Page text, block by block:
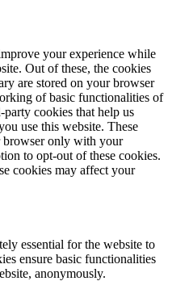
your experience while
Out of these, the cookies
are stored on your browser
of basic functionalities of
party cookies that help us
use this website. These
only with your
to opt-out of these cookies.
cookies may affect your
essential for the website to
ensure basic functionalities
anonymously.